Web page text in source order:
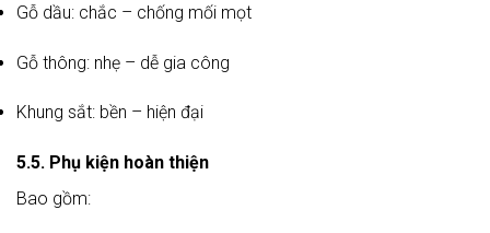
Gỗ dầu: chắc – chống mối mọt
Gỗ thông: nhẹ – dễ gia công
Khung sắt: bền – hiện đại
5.5. Phụ kiện hoàn thiện
Bao gồm: